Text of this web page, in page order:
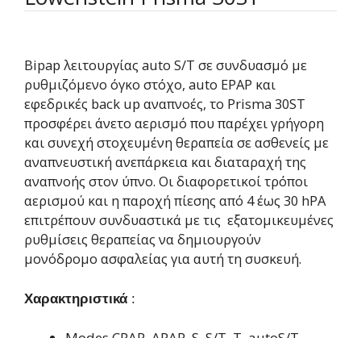
Bipap λειτουργίας auto S/T σε συνδυασμό με
ρυθμιζόμενο όγκο στόχο, auto EPAP και
εφεδρικές back up αναπνοές, το Prisma 30ST
προσφέρει άνετο αερισμό που παρέχει γρήγορη
και συνεχή στοχευμένη θεραπεία σε ασθενείς με
αναπνευστική ανεπάρκεια και διαταραχή της
αναπνοής στον ύπνο. Οι διαφορετικοί τρόποι
αερισμού και η παροχή πίεσης από 4 έως 30 hPA
επιτρέπουν συνδυαστικά με τις εξατομικευμένες
ρυθμίσεις θεραπείας να δημιουργούν
μονόδρομο ασφαλείας για αυτή τη συσκευή.
Χαρακτηριστικά :